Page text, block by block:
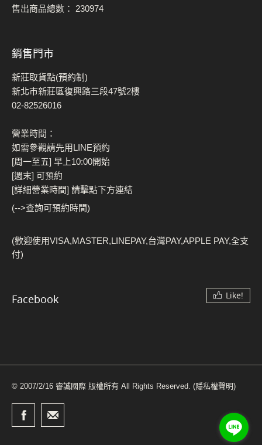
售出商品總數： 230974
銷售門市
新莊取貨點(預約制)
新北市新莊區復興路三段47號2樓
02-82526016
營業時間：
如需參觀請先用LINE預約
[周一至五] 早上10:00開始
[週末] 可預約
[詳細營業時間] 請擊點下方連結
(-->查詢可預約時間)
(歡迎使用VISA,MASTER,LINEPAY,台灣PAY,APPLE PAY,全支
付)
Facebook Like!
© 2007/2/16 睿誠國際 版權所有 All Rights Reserved. (隱私權聲明)